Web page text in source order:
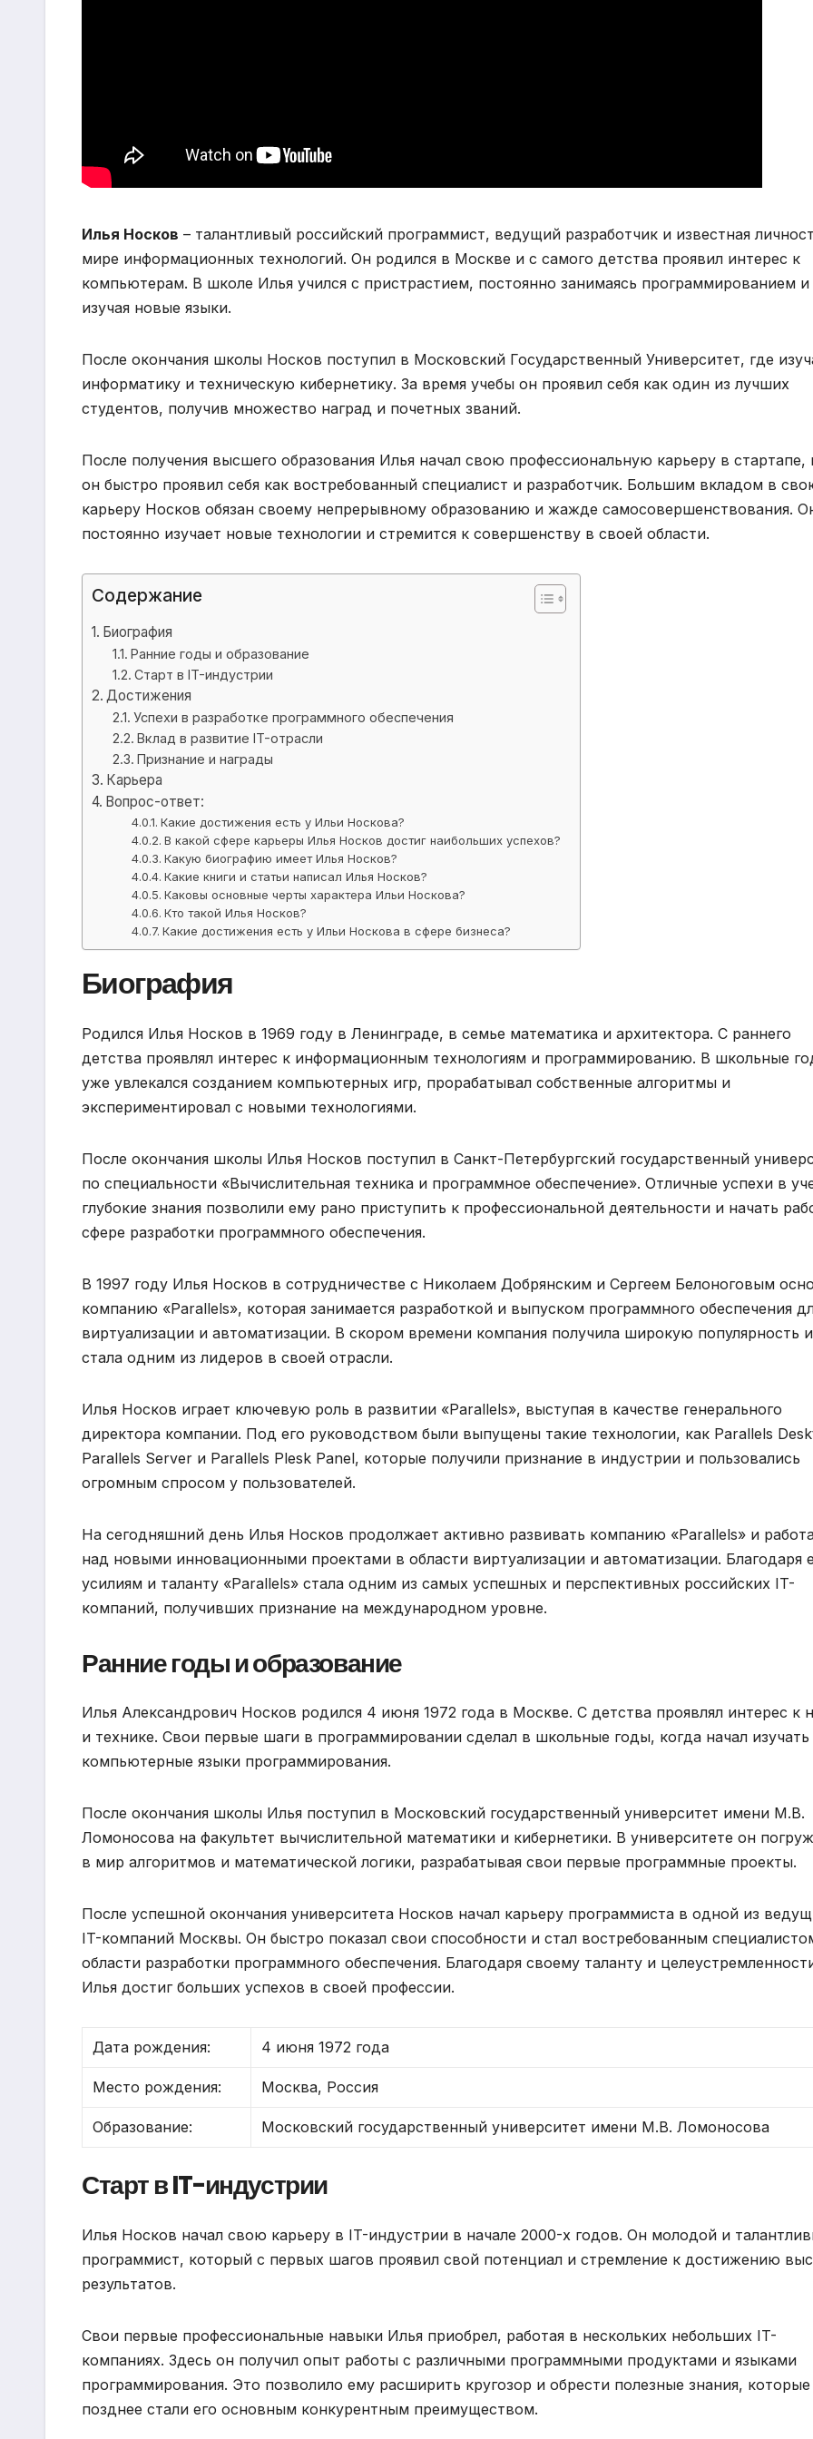
Илья Носков – талантливый российский программист, ведущий разработчик и известная
мире информационных технологий. Он родился в Москве и с самого детства проявил интерес к
компьютерам. В школе Илья учился с пристрастием, постоянно занимаясь программированием и
изучая новые языки.
После окончания школы Носков поступил в Московский Государственный Университет, где
информатику и техническую кибернетику. За время учебы он проявил себя как один из лучших
студентов, получив множество наград и почетных званий.
После получения высшего образования Илья начал свою профессиональную карьеру в стартапе,
он быстро проявил себя как востребованный специалист и разработчик. Большим вкладом в
карьеру Носков обязан своему непрерывному образованию и жажде самосовершенствования.
постоянно изучает новые технологии и стремится к совершенству в своей области.
Содержание
Биография
Ранние годы и образование
Старт в IT-индустрии
Достижения
Успехи в разработке программного обеспечения
Вклад в развитие IT-отрасли
Признание и награды
Карьера
Вопрос-ответ:
Какие достижения есть у Ильи Носкова?
В какой сфере карьеры Илья Носков достиг наибольших успехов?
Какую биографию имеет Илья Носков?
Какие книги и статьи написал Илья Носков?
Каковы основные черты характера Ильи Носкова?
Кто такой Илья Носков?
Какие достижения есть у Ильи Носкова в сфере бизнеса?
Биография
Родился Илья Носков в 1969 году в Ленинграде, в семье математика и архитектора. С раннего
детства проявлял интерес к информационным технологиям и программированию. В школьные
уже увлекался созданием компьютерных игр, прорабатывал собственные алгоритмы и
экспериментировал с новыми технологиями.
После окончания школы Илья Носков поступил в Санкт-Петербургский государственный
по специальности «Вычислительная техника и программное обеспечение». Отличные успехи в
глубокие знания позволили ему рано приступить к профессиональной деятельности и начать
сфере разработки программного обеспечения.
В 1997 году Илья Носков в сотрудничестве с Николаем Добрянским и Сергеем Белоноговым
компанию «Parallels», которая занимается разработкой и выпуском программного обеспечения
виртуализации и автоматизации. В скором времени компания получила широкую популярность и
стала одним из лидеров в своей отрасли.
Илья Носков играет ключевую роль в развитии «Parallels», выступая в качестве генерального
директора компании. Под его руководством были выпущены такие технологии, как Parallels
Parallels Server и Parallels Plesk Panel, которые получили признание в индустрии и пользовались
огромным спросом у пользователей.
На сегодняшний день Илья Носков продолжает активно развивать компанию «Parallels» и
над новыми инновационными проектами в области виртуализации и автоматизации. Благодаря
усилиям и таланту «Parallels» стала одним из самых успешных и перспективных российских IT-
компаний, получивших признание на международном уровне.
Ранние годы и образование
Илья Александрович Носков родился 4 июня 1972 года в Москве. С детства проявлял интерес к
и технике. Свои первые шаги в программировании сделал в школьные годы, когда начал изучать
компьютерные языки программирования.
После окончания школы Илья поступил в Московский государственный университет имени М.В.
Ломоносова на факультет вычислительной математики и кибернетики. В университете он
в мир алгоритмов и математической логики, разрабатывая свои первые программные проекты.
После успешной окончания университета Носков начал карьеру программиста в одной из
IT-компаний Москвы. Он быстро показал свои способности и стал востребованным
области разработки программного обеспечения. Благодаря своему таланту и
Илья достиг больших успехов в своей профессии.
Дата рождения: 4 июня 1972 года
Место рождения: Москва, Россия
Образование: Московский государственный университет имени М.В. Ломоносова
Старт в IT-индустрии
Илья Носков начал свою карьеру в IT-индустрии в начале 2000-х годов. Он молодой и
программист, который с первых шагов проявил свой потенциал и стремление к достижению
результатов.
Свои первые профессиональные навыки Илья приобрел, работая в нескольких небольших IT-
компаниях. Здесь он получил опыт работы с различными программными продуктами и языками
программирования. Это позволило ему расширить кругозор и обрести полезные знания, которые
позднее стали его основным конкурентным преимуществом.